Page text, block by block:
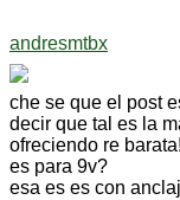
andresmtbx
che se que el post
decir que tal es la
ofreciendo re
es para 9v?
esa es es con